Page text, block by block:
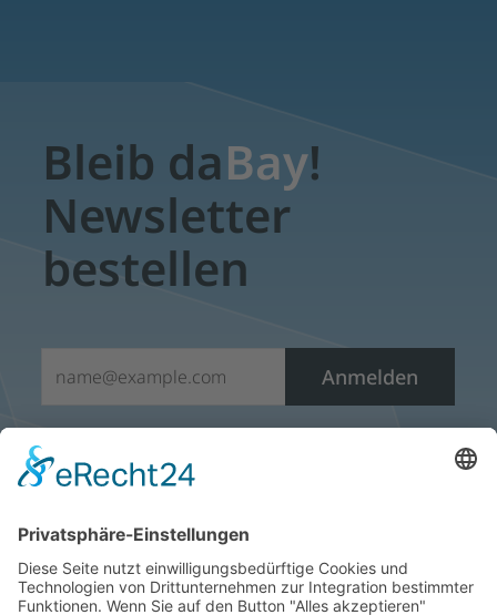
Bleib daBay!
Newsletter
bestellen
Anmelden
Sie möchten den E-Mail- Newsletter nicht mehr erhalten?
Öffnen Sie einfach einen Newsletter und klicken sie auf